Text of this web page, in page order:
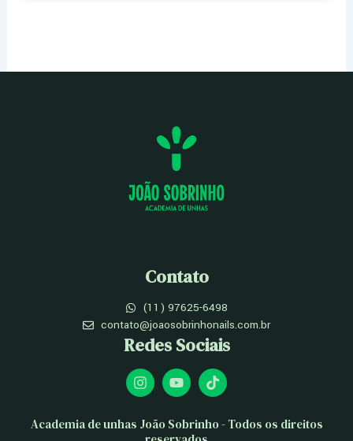
Contato
(11) 97625-6498
contato@joaosobrinhonails.com.br
Redes Sociais
I
n
s
t
a
Y
o
u
u
T
i
k
o
Academia de unhas João Sobrinho - Todos os direitos